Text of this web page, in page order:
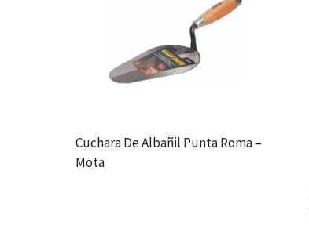
Cuchara De Albañil Punta Roma –
Mota